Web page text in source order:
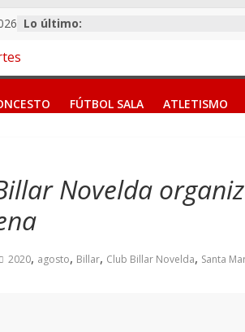
Lo último:
FÚTBOL SALA ATLETISMO
Novelda
2020, agosto, Billar, Club Billar Novelda, Santa